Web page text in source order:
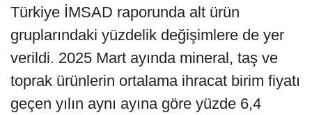
Türkiye İMSAD raporunda alt ürün
gruplarındaki yüzdelik değişimlere de yer
verildi. 2025 Mart ayında mineral, taş ve
toprak ürünlerin ortalama ihracat birim fiyatı
geçen yılın aynı ayına göre yüzde 6,4